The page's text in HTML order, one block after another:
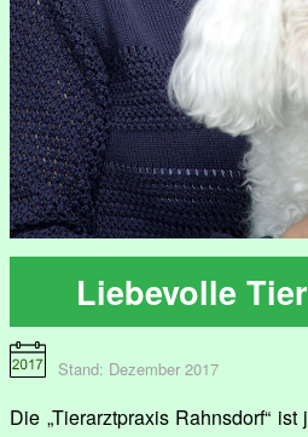
Liebevolle
Stand: Dezember 2017
Die „Tierarztpraxis Rahnsdorf“